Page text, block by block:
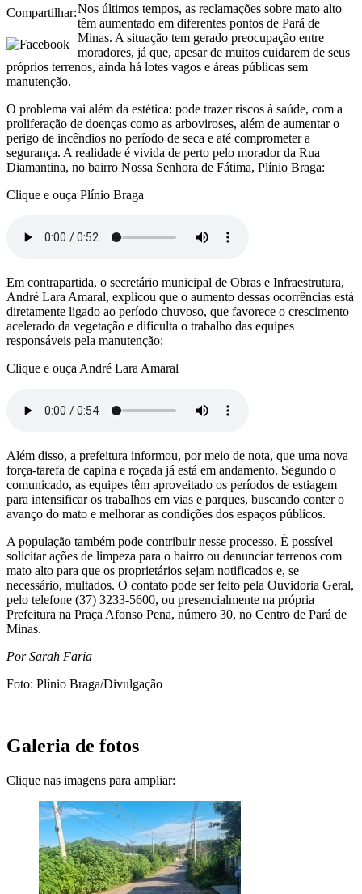
Compartilhar:Nos últimos tempos, as reclamações sobre mato alto
têm aumentado em diferentes pontos de Pará de
Minas. A situação tem gerado preocupação entre
moradores, já que, apesar de muitos cuidarem de seus
próprios terrenos, ainda há lotes vagos e áreas públicas sem
manutenção.
O problema vai além da estética: pode trazer riscos à saúde, com a
proliferação de doenças como as arboviroses, além de aumentar o
perigo de incêndios no período de seca e até comprometer a
segurança. A realidade é vivida de perto pelo morador da Rua
Diamantina, no bairro Nossa Senhora de Fátima, Plínio Braga:
Clique e ouça Plínio Braga
Em contrapartida, o secretário municipal de Obras e Infraestrutura,
André Lara Amaral, explicou que o aumento dessas ocorrências está
diretamente ligado ao período chuvoso, que favorece o crescimento
acelerado da vegetação e dificulta o trabalho das equipes
responsáveis pela manutenção:
Clique e ouça André Lara Amaral
Além disso, a prefeitura informou, por meio de nota, que uma nova
força-tarefa de capina e roçada já está em andamento. Segundo o
comunicado, as equipes têm aproveitado os períodos de estiagem
para intensificar os trabalhos em vias e parques, buscando conter o
avanço do mato e melhorar as condições dos espaços públicos.
A população também pode contribuir nesse processo. É possível
solicitar ações de limpeza para o bairro ou denunciar terrenos com
mato alto para que os proprietários sejam notificados e, se
necessário, multados. O contato pode ser feito pela Ouvidoria Geral,
pelo telefone (37) 3233-5600, ou presencialmente na própria
Prefeitura na Praça Afonso Pena, número 30, no Centro de Pará de
Minas.
Por Sarah Faria
Foto: Plínio Braga/Divulgação
Galeria de fotos
Clique nas imagens para ampliar: